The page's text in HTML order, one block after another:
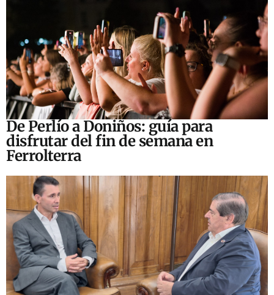
De Perlío a Doniños: guía para
disfrutar del fin de semana en
Ferrolterra